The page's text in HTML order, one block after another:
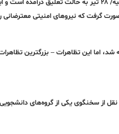
گرفت که نیروهای امنیتی معترضانی
اما این تظاهرات – بزرگترین
از سخنگوی یکی از گروه‌های